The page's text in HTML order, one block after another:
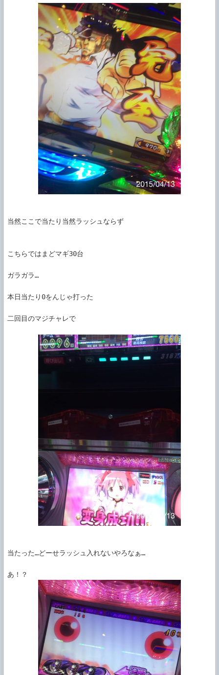
当然ここで当たり当然ラッシュならず
こちらではまどマギ30台
ガラガラ…
本日当たり0をんじゃ打った
二回目のマジチャレで
当たった…どーせラッシュ入れないやろなぁ…